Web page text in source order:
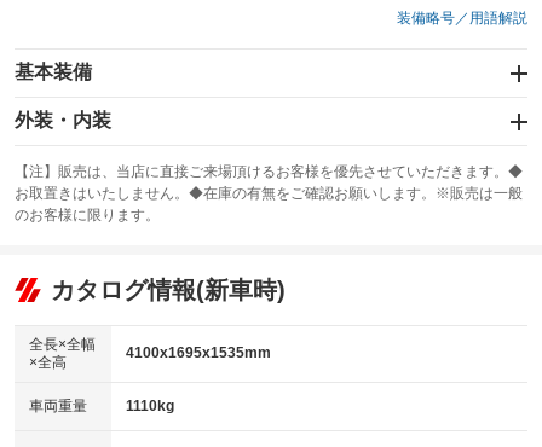
装備略号／用語解説
基本装備
エアバッグ：運転席/助手席
：装備あり
：装備なし
サンルーフ
：装備なし ABS
リフトアップ
：装備なし
：装備なし
パワーウィンドウ
アイドリングストップ
：装備なし
外装・内装
カーナビ：SDナビ
：装備あり
TV
：装備なし
ビジュアル：-／DVD再生
：装備あり
：装備なし
革シート
キーレス
【注】販売は、当店に直接ご来場頂けるお客様を優先させていただきます。◆
お取置きはいたしません。◆在庫の有無をご確認お願いします。※販売は一般
のお客様に限ります。
カタログ情報(新車時)
全長×全幅
×全高
4100x1695x1535mm
車両重量 1110kg